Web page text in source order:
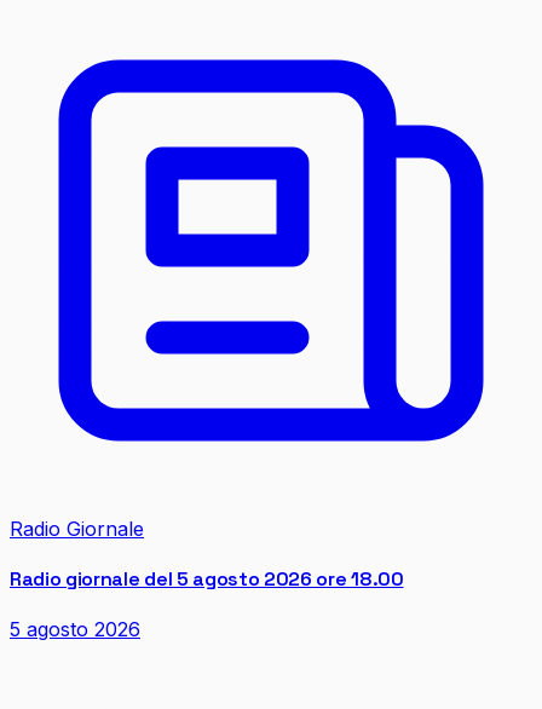
Radio Giornale
Radio giornale del 5 agosto 2026 ore 18.00
5 agosto 2026